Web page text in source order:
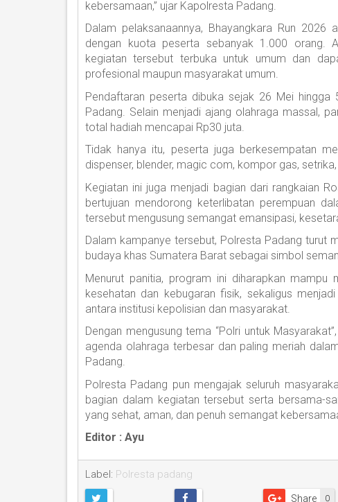
kebersamaan,” ujar Kapolresta Padang.
Dalam pelaksanaannya, Bhayangkara Run
dengan kuota peserta sebanyak 1.000 orang.
kegiatan tersebut terbuka untuk umum dan
profesional maupun masyarakat umum.
Pendaftaran peserta dibuka sejak 26 Mei
Padang. Selain menjadi ajang olahraga massal,
total hadiah mencapai Rp30 juta.
Tidak hanya itu, peserta juga berkesempatan
dispenser, blender, magic com, kompor gas,
Kegiatan ini juga menjadi bagian dari rangkaian
bertujuan mendorong keterlibatan perempuan
tersebut mengusung semangat emansipasi,
Dalam kampanye tersebut, Polresta Padang turut
budaya khas Sumatera Barat sebagai simbol
Menurut panitia, program ini diharapkan mampu
kesehatan dan kebugaran fisik, sekaligus
antara institusi kepolisian dan masyarakat.
Dengan mengusung tema “Polri untuk
agenda olahraga terbesar dan paling meriah
Padang.
Polresta Padang pun mengajak seluruh
bagian dalam kegiatan tersebut serta bersama-
yang sehat, aman, dan penuh semangat
Editor : Ayu
Label: Polresta padang
0
Share